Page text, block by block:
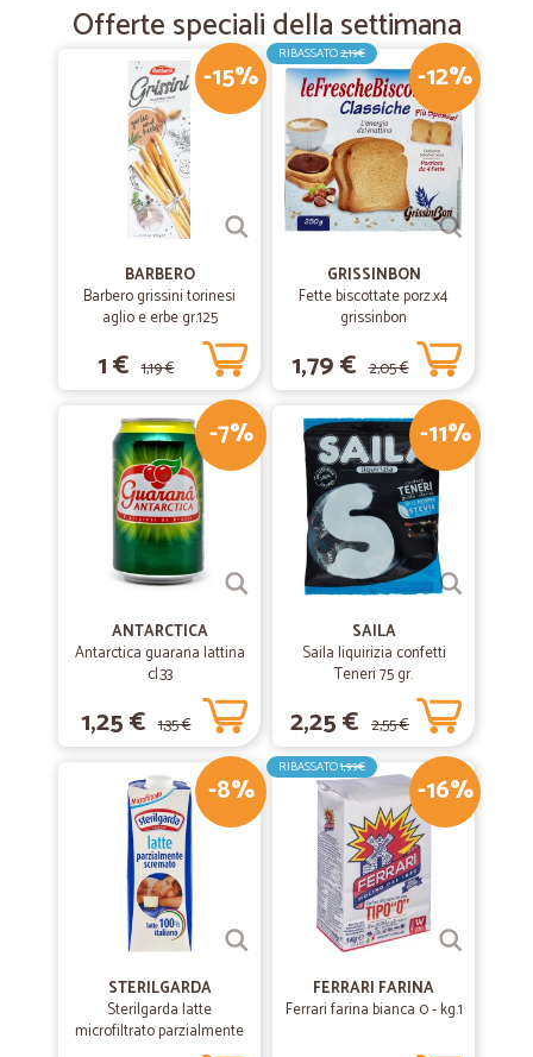
Offerte speciali della settimana
-15%
BARBERO
Barbero grissini torinesi
aglio e erbe gr.125
1 € 1,19 €
-12%
RIBASSATO2,19€
GRISSINBON
Fette biscottate porz.x4
grissinbon
1,79 € 2,05 €
-7%
ANTARCTICA
Antarctica guarana lattina
cl.33
1,25 € 1,35 €
-11%
SAILA
Saila liquirizia confetti
Teneri 75 gr.
2,25 € 2,55 €
-8%
STERILGARDA
Sterilgarda latte
microfiltrato parzialmente
-16%
RIBASSATO1,99€
FERRARI FARINA
Ferrari farina bianca 0 - kg.1